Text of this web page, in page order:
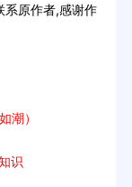
原作者,感谢作
潮）
识